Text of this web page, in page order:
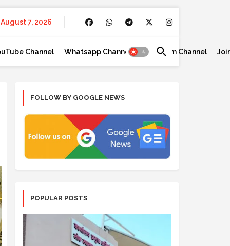
August 7, 2026
Channel Whatsapp Channel Telegram Channel
FOLLOW BY GOOGLE NEWS
POPULAR POSTS